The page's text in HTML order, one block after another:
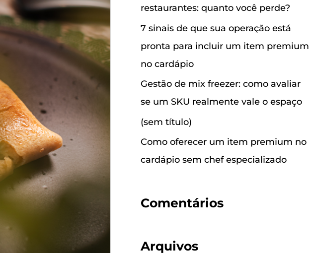
i
s
a
r
restaurantes: quanto você perde?
7 sinais de que sua operação está
pronta para incluir um item premium
no cardápio
Gestão de mix freezer: como avaliar
se um SKU realmente vale o espaço
(sem título)
Como oferecer um item premium no
cardápio sem chef especializado
Comentários
Arquivos